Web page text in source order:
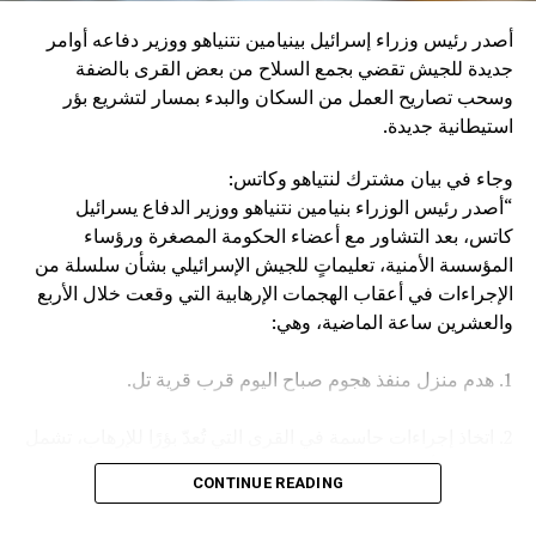
وكان مصدر مسؤول في الهيئة العامة للنقل السعودية قد صرح
الخميس، بأن سفينة (ENCELIA) التابعة لإحدى الشركات
السعودية، تعرضت لاستهداف أثناء إبحارها في البحر الأحمر، نتج
عنه حريق في مقدمتها.
وأكد المصدر أن جميع أفراد الطاقم بخير، مشيرا في السياق إلى
أن الجهات المعنية اتخذت كافة الإجراءات اللازمة لتأمين السفينة
وطاقمها وحماية البيئة البحرية.
أصدر رئيس وزراء إسرائيل بينيامين نتنياهو ووزير دفاعه أوامر
جديدة للجيش تقضي بجمع السلاح من بعض القرى بالضفة
وسحب تصاريح العمل من السكان والبدء بمسار لتشريع بؤر
استيطانية جديدة.
وجاء في بيان مشترك لنتياهو وكاتس:
“أصدر رئيس الوزراء بنيامين نتنياهو ووزير الدفاع يسرائيل
كاتس، بعد التشاور مع أعضاء الحكومة المصغرة ورؤساء
المؤسسة الأمنية، تعليماتٍ للجيش الإسرائيلي بشأن سلسلة من
الإجراءات في أعقاب الهجمات الإرهابية التي وقعت خلال الأربع
والعشرين ساعة الماضية، وهي:
1. هدم منزل منفذ هجوم صباح اليوم قرب قرية تل.
مصادرة الأسلحة وإلغاء تصاريح العمل، وغير ذلك.
CONTINUE READING